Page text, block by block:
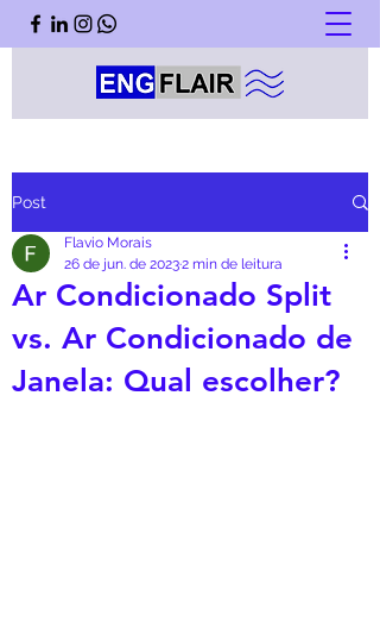
Post
Ar Condicionado Split
vs. Ar Condicionado de
Janela: Qual escolher?
Flavio Morais
26 de jun. de 20232 min de leitura